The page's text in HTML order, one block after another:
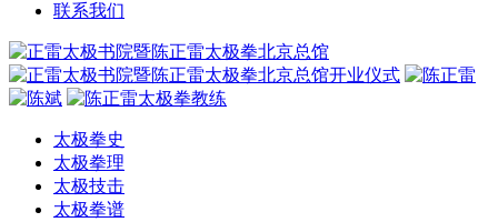
联系我们
太极拳史
太极拳理
太极技击
太极拳谱